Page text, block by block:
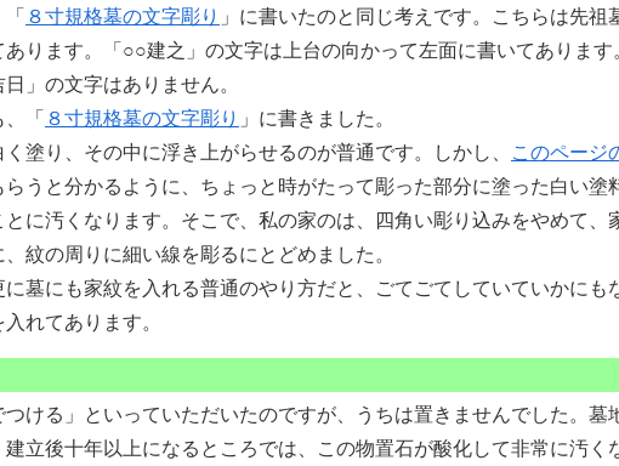
８寸規格墓の文字彫り 」に書いたのと同じ考えです。こちらは先祖
ります。「○○建之」の文字は上台の向かって左面に書いてあります
」の文字はありません。
「 ８寸規格墓の文字彫り 」に書きました。
塗り、その中に浮き上がらせるのが普通です。しかし、
このページ
うと分かるように、ちょっと時がたって彫った部分に塗った白い塗
に汚くなります。そこで、私の家のは、四角い彫り込みをやめて、
紋の周りに細い線を彫るにとどめました。
墓にも家紋を入れる普通のやり方だと、ごてごてしていていかにも
れてあります。
ける」といっていただいたのですが、うちは置きませんでした。墓
立後十年以上になるところでは、この物置石が酸化して非常に汚く